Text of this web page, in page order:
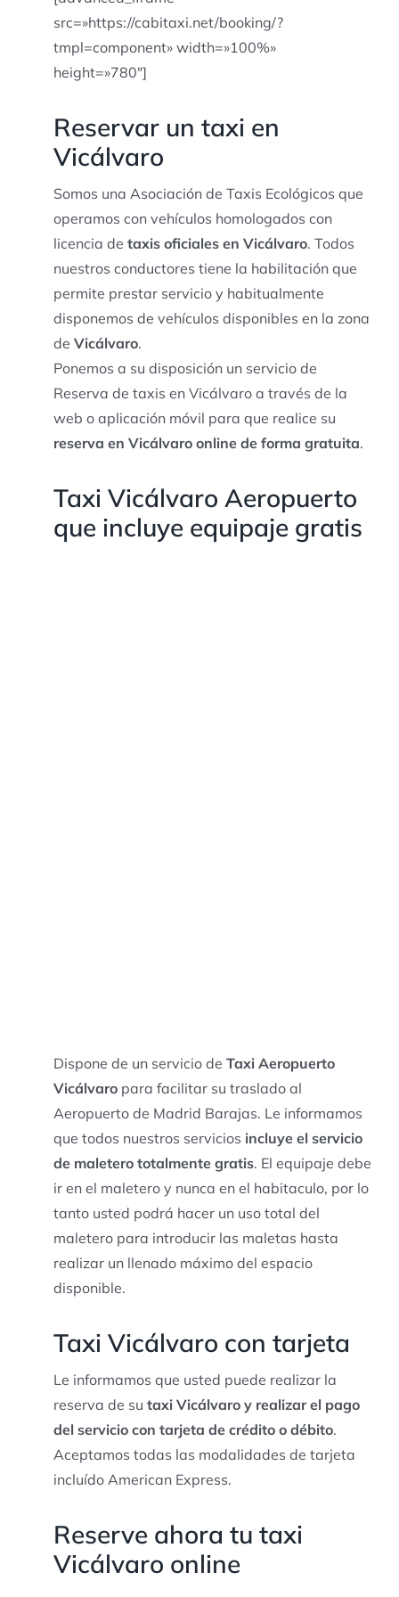
src=»https://cabitaxi.net/booking/?
tmpl=component» width=»100%»
height=»780″]
Reservar un taxi en
Vicálvaro
Somos una Asociación de Taxis Ecológicos que
operamos con vehículos homologados con
licencia de taxis oficiales en Vicálvaro. Todos
nuestros conductores tiene la habilitación que
permite prestar servicio y habitualmente
disponemos de vehículos disponibles en la zona
de Vicálvaro.
Ponemos a su disposición un servicio de
Reserva de taxis en Vicálvaro a través de la
web o aplicación móvil para que realice su
reserva en Vicálvaro online de forma gratuita.
Taxi Vicálvaro Aeropuerto
que incluye equipaje gratis
Dispone de un servicio de Taxi Aeropuerto
Vicálvaropara facilitar su traslado al
Aeropuerto de Madrid Barajas. Le informamos
que todos nuestros servicios incluye el servicio
de maletero totalmente gratis. El equipaje debe
ir en el maletero y nunca en el habitaculo, por lo
tanto usted podrá hacer un uso total del
maletero para introducir las maletas hasta
realizar un llenado máximo del espacio
disponible.
Taxi Vicálvaro con tarjeta
Le informamos que usted puede realizar la
reserva de su taxi Vicálvaro y realizar el pago
del servicio con tarjeta de crédito o débito.
Aceptamos todas las modalidades de tarjeta
incluído American Express.
Reserve ahora tu taxi
Vicálvaro online